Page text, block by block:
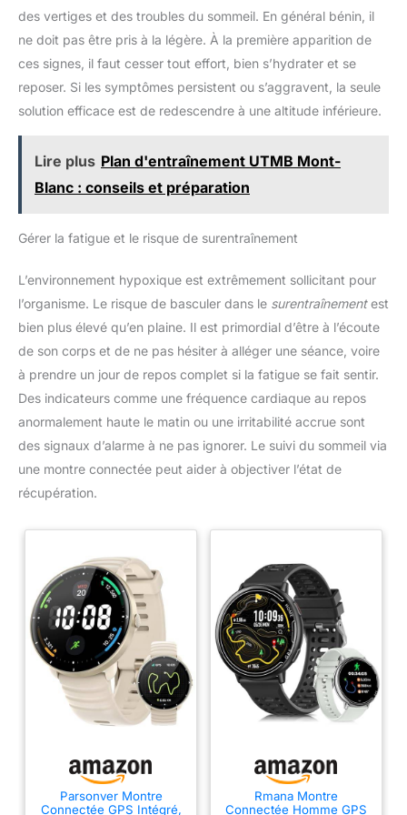
des vertiges et des troubles du sommeil. En général bénin, il
ne doit pas être pris à la légère. À la première apparition de
ces signes, il faut cesser tout effort, bien s’hydrater et se
reposer. Si les symptômes persistent ou s’aggravent, la seule
solution efficace est de redescendre à une altitude inférieure.
Lire plus Plan d'entraînement UTMB Mont-
Blanc : conseils et préparation
Gérer la fatigue et le risque de surentraînement
L’environnement hypoxique est extrêmement sollicitant pour
l’organisme. Le risque de basculer dans le surentraînementest
bien plus élevé qu’en plaine. Il est primordial d’être à l’écoute
de son corps et de ne pas hésiter à alléger une séance, voire
à prendre un jour de repos complet si la fatigue se fait sentir.
Des indicateurs comme une fréquence cardiaque au repos
anormalement haute le matin ou une irritabilité accrue sont
des signaux d’alarme à ne pas ignorer. Le suivi du sommeil via
une montre connectée peut aider à objectiver l’état de
récupération.
Parsonver Montre
Connectée GPS Intégré,
Rmana Montre
Connectée Homme GPS